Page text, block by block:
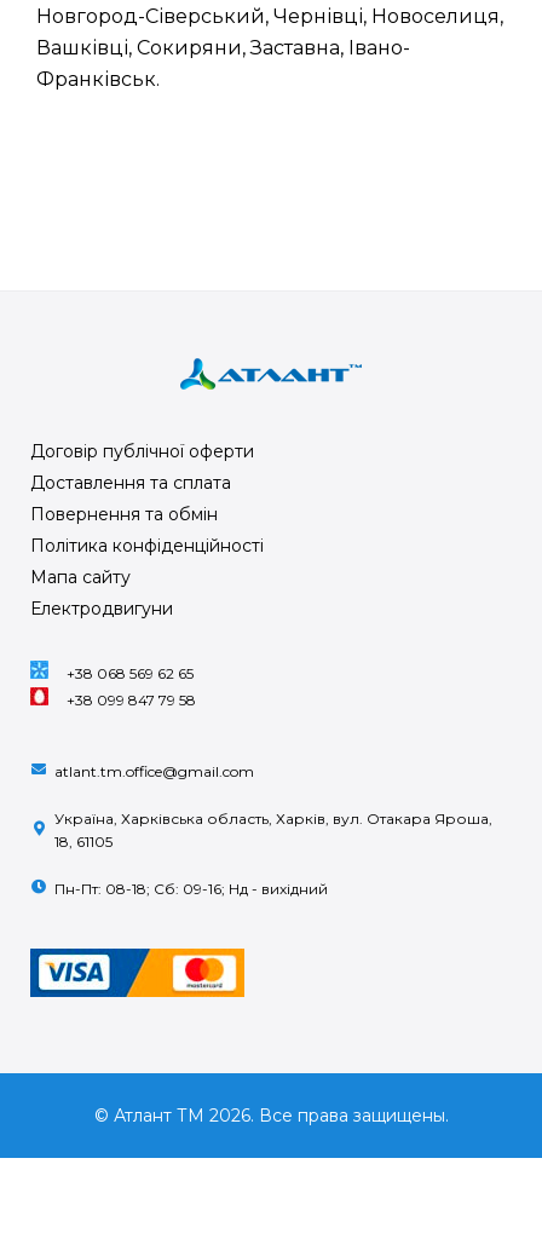
Новгород-Сіверський, Чернівці, Новоселиця,
Вашківці, Сокиряни, Заставна, Івано-
Франківськ.
Договір публічної оферти
Доставлення та сплата
Повернення та обмін
Політика конфіденційності
Мапа сайту
Електродвигуни
+38 068 569 62 65
+38 099 847 79 58
atlant.tm.office@gmail.com
Україна, Харківська область, Харків, вул. Отакара Яроша,
18, 61105
Пн-Пт: 08-18; Сб: 09-16; Нд - вихідний
© Атлант ТМ 2026. Все права защищены.